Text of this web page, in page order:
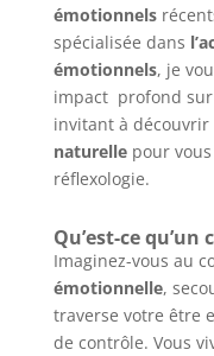
émotionnels
spécialisée dans
émotionnels, je
impact profond
invitant à découvrir
naturellepour vous
réflexologie.
Qu’est-ce
Imaginez-vous au
émotionnelle,
traverse votre être
de contrôle. Vous